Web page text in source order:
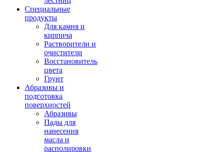
Специальные
продукты
Для камня и
кирпича
Растворители и
очистители
Восстановитель
цвета
Грунт
Абразивы и
подготовка
поверхностей
Абразивы
Пады для
нанесения
масла и
располировки